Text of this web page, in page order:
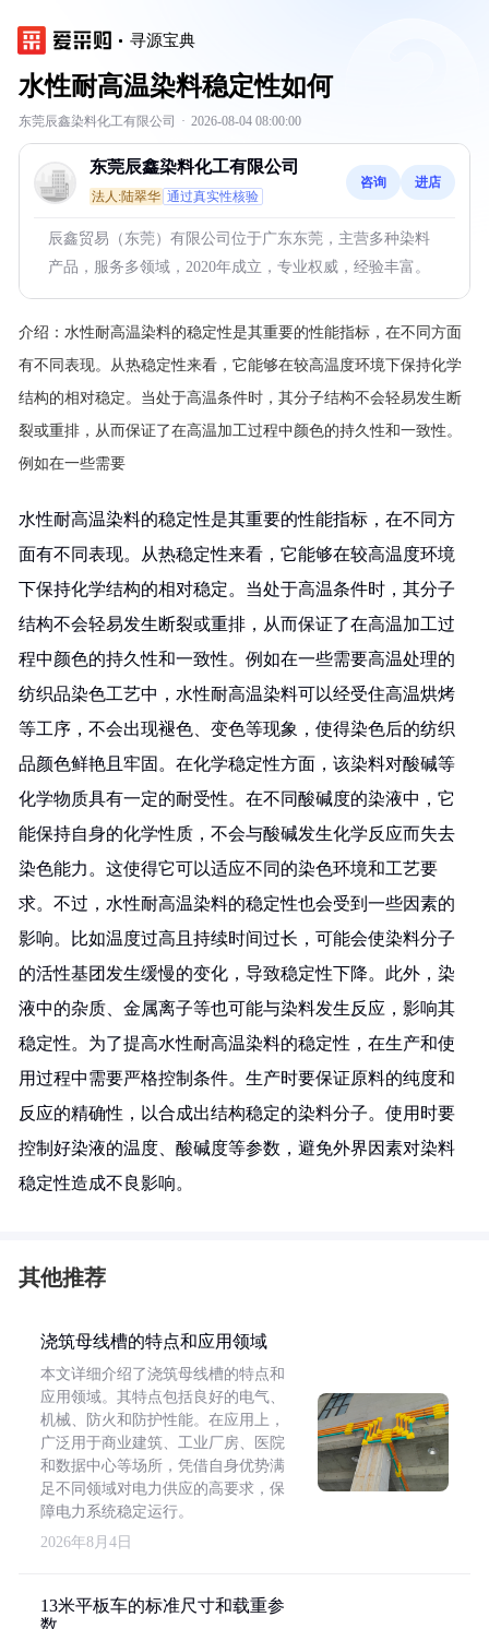
寻源宝典
水性耐高温染料稳定性如何
东莞辰鑫染料化工有限公司 · 2026-08-04 08:00:00
东莞辰鑫染料化工有限公司
法人:陆翠华 通过真实性核验
咨询 进店
辰鑫贸易（东莞）有限公司位于广东东莞，主营多种染料
产品，服务多领域，2020年成立，专业权威，经验丰富。
介绍： 水性耐高温染料的稳定性是其重要的性能指标，在不同方面
有不同表现。从热稳定性来看，它能够在较高温度环境下保持化学
结构的相对稳定。当处于高温条件时，其分子结构不会轻易发生断
裂或重排，从而保证了在高温加工过程中颜色的持久性和一致性。
例如在一些需要
水性耐高温染料的稳定性是其重要的性能指标，在不同方
面有不同表现。从热稳定性来看，它能够在较高温度环境
下保持化学结构的相对稳定。当处于高温条件时，其分子
结构不会轻易发生断裂或重排，从而保证了在高温加工过
程中颜色的持久性和一致性。例如在一些需要高温处理的
纺织品染色工艺中，水性耐高温染料可以经受住高温烘烤
等工序，不会出现褪色、变色等现象，使得染色后的纺织
品颜色鲜艳且牢固。在化学稳定性方面，该染料对酸碱等
化学物质具有一定的耐受性。在不同酸碱度的染液中，它
能保持自身的化学性质，不会与酸碱发生化学反应而失去
染色能力。这使得它可以适应不同的染色环境和工艺要
求。不过，水性耐高温染料的稳定性也会受到一些因素的
影响。比如温度过高且持续时间过长，可能会使染料分子
的活性基团发生缓慢的变化，导致稳定性下降。此外，染
液中的杂质、金属离子等也可能与染料发生反应，影响其
稳定性。为了提高水性耐高温染料的稳定性，在生产和使
用过程中需要严格控制条件。生产时要保证原料的纯度和
反应的精确性，以合成出结构稳定的染料分子。使用时要
控制好染液的温度、酸碱度等参数，避免外界因素对染料
稳定性造成不良影响。
其他推荐
浇筑母线槽的特点和应用领域
本文详细介绍了浇筑母线槽的特点和
应用领域。其特点包括良好的电气、
机械、防火和防护性能。在应用上，
广泛用于商业建筑、工业厂房、医院
和数据中心等场所，凭借自身优势满
足不同领域对电力供应的高要求，保
障电力系统稳定运行。
2026年8月4日
13米平板车的标准尺寸和载重参
数